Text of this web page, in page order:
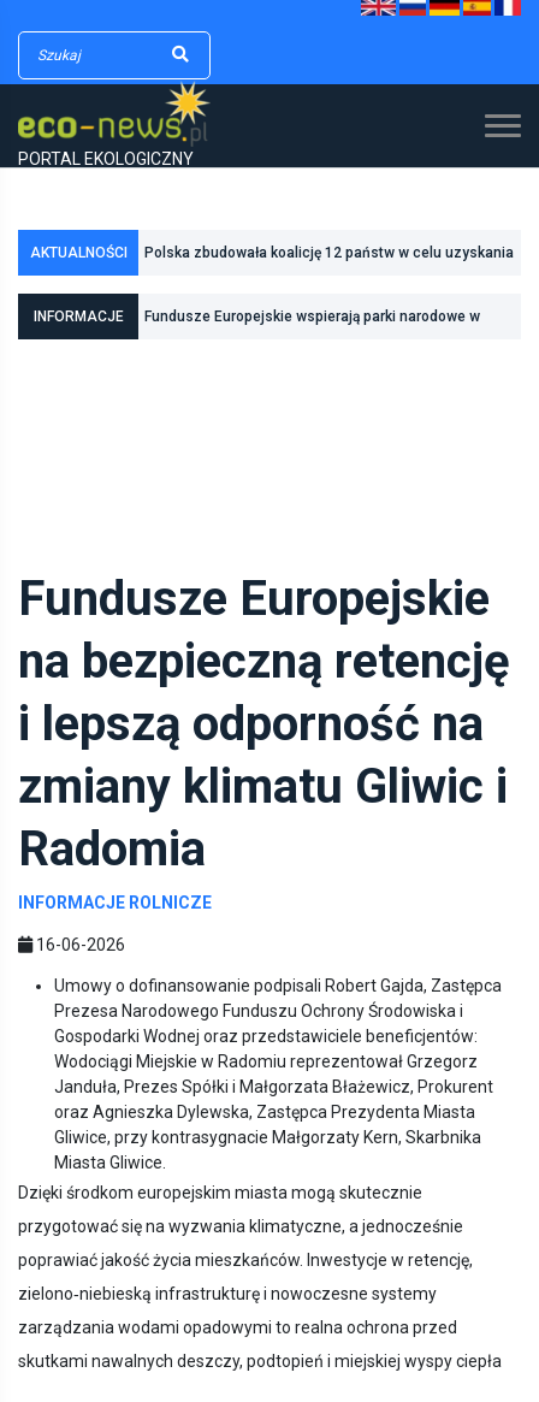
PORTAL EKOLOGICZNY
AKTUALNOŚCI Polska zbudowała koalicję 12 państw w celu uzyskania
INFORMACJE Fundusze Europejskie wspierają parki narodowe w
Fundusze Europejskie
na bezpieczną retencję
i lepszą odporność na
zmiany klimatu Gliwic i
Radomia
INFORMACJE ROLNICZE
16-06-2026
Umowy o dofinansowanie podpisali Robert Gajda, Zastępca
Prezesa Narodowego Funduszu Ochrony Środowiska i
Gospodarki Wodnej oraz przedstawiciele beneficjentów:
Wodociągi Miejskie w Radomiu reprezentował Grzegorz
Janduła, Prezes Spółki i Małgorzata Błażewicz, Prokurent
oraz Agnieszka Dylewska, Zastępca Prezydenta Miasta
Gliwice, przy kontrasygnacie Małgorzaty Kern, Skarbnika
Miasta Gliwice.
Dzięki środkom europejskim miasta mogą skutecznie
przygotować się na wyzwania klimatyczne, a jednocześnie
poprawiać jakość życia mieszkańców. Inwestycje w retencję,
zielono‑niebieską infrastrukturę i nowoczesne systemy
zarządzania wodami opadowymi to realna ochrona przed
skutkami nawalnych deszczy, podtopień i miejskiej wyspy ciepła